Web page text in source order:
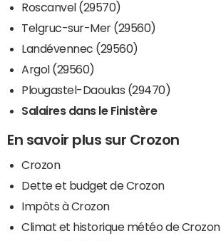
Roscanvel (29570)
Telgruc-sur-Mer (29560)
Landévennec (29560)
Argol (29560)
Plougastel-Daoulas (29470)
Salaires dans le Finistère
En savoir plus sur Crozon
Crozon
Dette et budget de Crozon
Impôts à Crozon
Climat et historique météo de Crozon